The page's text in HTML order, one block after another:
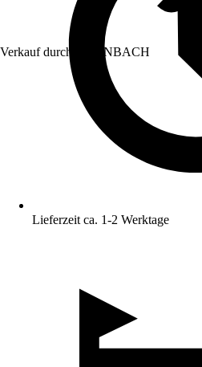
Verkauf durch: HORNBACH
Lieferzeit ca. 1-2 Werktage